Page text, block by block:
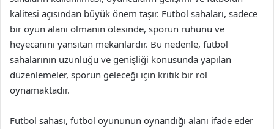
kalitesi açısından büyük önem taşır. Futbol sahaları, sadece
bir oyun alanı olmanın ötesinde, sporun ruhunu ve
heyecanını yansıtan mekanlardır. Bu nedenle, futbol
sahalarının uzunluğu ve genişliği konusunda yapılan
düzenlemeler, sporun geleceği için kritik bir rol
oynamaktadır.
Futbol sahası, futbol oyununun oynandığı alanı ifade eder